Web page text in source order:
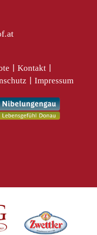
Kontakt
Impressum